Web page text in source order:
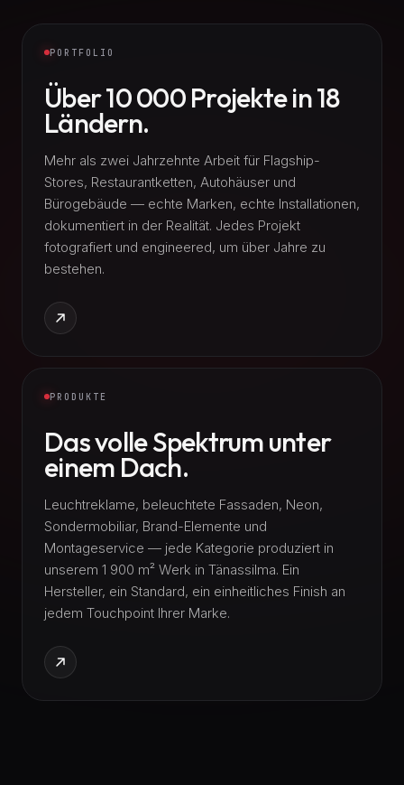
PORTFOLIO
Über 10 000 Projekte in 18
Ländern.
Mehr als zwei Jahrzehnte Arbeit für Flagship-
Stores, Restaurantketten, Autohäuser und
Bürogebäude — echte Marken, echte Installationen,
dokumentiert in der Realität. Jedes Projekt
fotografiert und engineered, um über Jahre zu
bestehen.
PRODUKTE
Das volle Spektrum unter
einem Dach.
Leuchtreklame, beleuchtete Fassaden, Neon,
Sondermobiliar, Brand-Elemente und
Montageservice — jede Kategorie produziert in
unserem 1 900 m² Werk in Tänassilma. Ein
Hersteller, ein Standard, ein einheitliches Finish an
jedem Touchpoint Ihrer Marke.